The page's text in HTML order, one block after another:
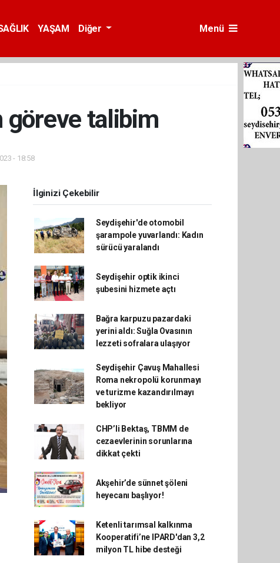
YAŞAM Diğer Menü
göreve talibim
- 18:58
İlginizi Çekebilir
Seydişehir'de otomobil
şarampole yuvarlandı: Kadın
sürücü yaralandı
Seydişehir optik ikinci
şubesini hizmete açtı
Bağra karpuzu pazardaki
yerini aldı: Suğla Ovasının
lezzeti sofralara ulaşıyor
Seydişehir Çavuş Mahallesi
Roma nekropolü korunmayı
ve turizme kazandırılmayı
bekliyor
CHP’li Bektaş, TBMM de
cezaevlerinin sorunlarına
dikkat çekti
Akşehir’de sünnet şöleni
heyecanı başlıyor!
Ketenli tarımsal kalkınma
Kooperatifi’ne IPARD'dan 3,2
milyon TL hibe desteği